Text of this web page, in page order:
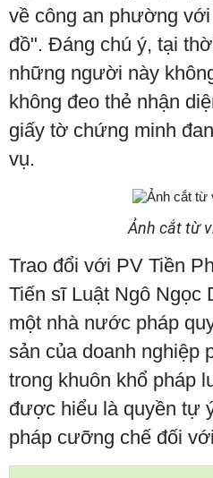
về công an phường
đồ". Đáng chú ý, tại
những người này
không đeo thẻ nhận
giấy tờ chứng minh
vụ.
Ảnh cắt từ
Trao đổi với PV Tiền
Tiến sĩ Luật Ngô Ngọc
một nhà nước pháp
sản của doanh nghiệp
trong khuôn khổ pháp
được hiểu là quyền tự
pháp cưỡng chế đối